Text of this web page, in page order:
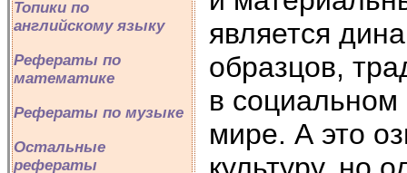
Топики по
английскому языку
Рефераты по
математике
Рефераты по музыке
Остальные
рефераты
является
образцов,
в социальном
мире. А это